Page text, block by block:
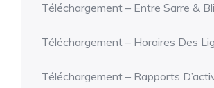
Téléchargement – Entre Sarre &
Téléchargement – Horaires Des
Téléchargement – Rapports